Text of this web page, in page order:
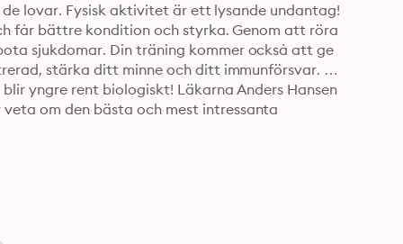
lovar. Fysisk aktivitet är ett lysande undantag!
får bättre kondition och styrka. Genom att röra
sjukdomar. Din träning kommer också att ge
stärka ditt minne och ditt immunförsvar.
yngre rent biologiskt! Läkarna Anders Hansen
om den bästa och mest intressanta